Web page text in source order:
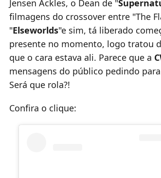
Jensen Ackles, o Dean de "
filmagens do crossover entre "The
"Elseworlds"e sim, tá liberado
presente no momento, logo tratou
que o cara estava ali. Parece que a
mensagens do público pedindo
Será que rola?!
Confira o clique: